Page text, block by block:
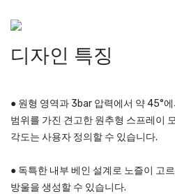
디자인 특징
● 원형 영역과 3bar 압력에서 약 45°
범위를 가진 견고한 원추형 스프레이
각도는 사용자 정의할 수 있습니다.
● 독특한 내부 베인 설계로 노즐이 고
방울을 생성할 수 있습니다.